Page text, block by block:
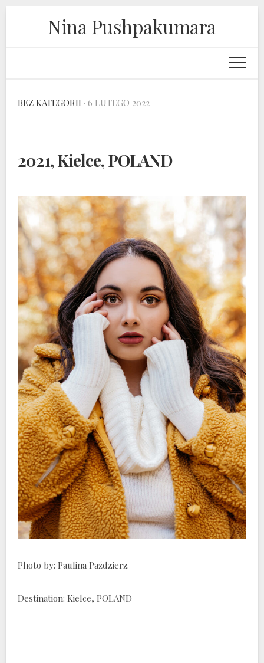
Nina Pushpakumara
BEZ KATEGORII · 6 LUTEGO 2022
2021, Kielce, POLAND
Photo by: Paulina Paździerz
Destination: Kielce, POLAND